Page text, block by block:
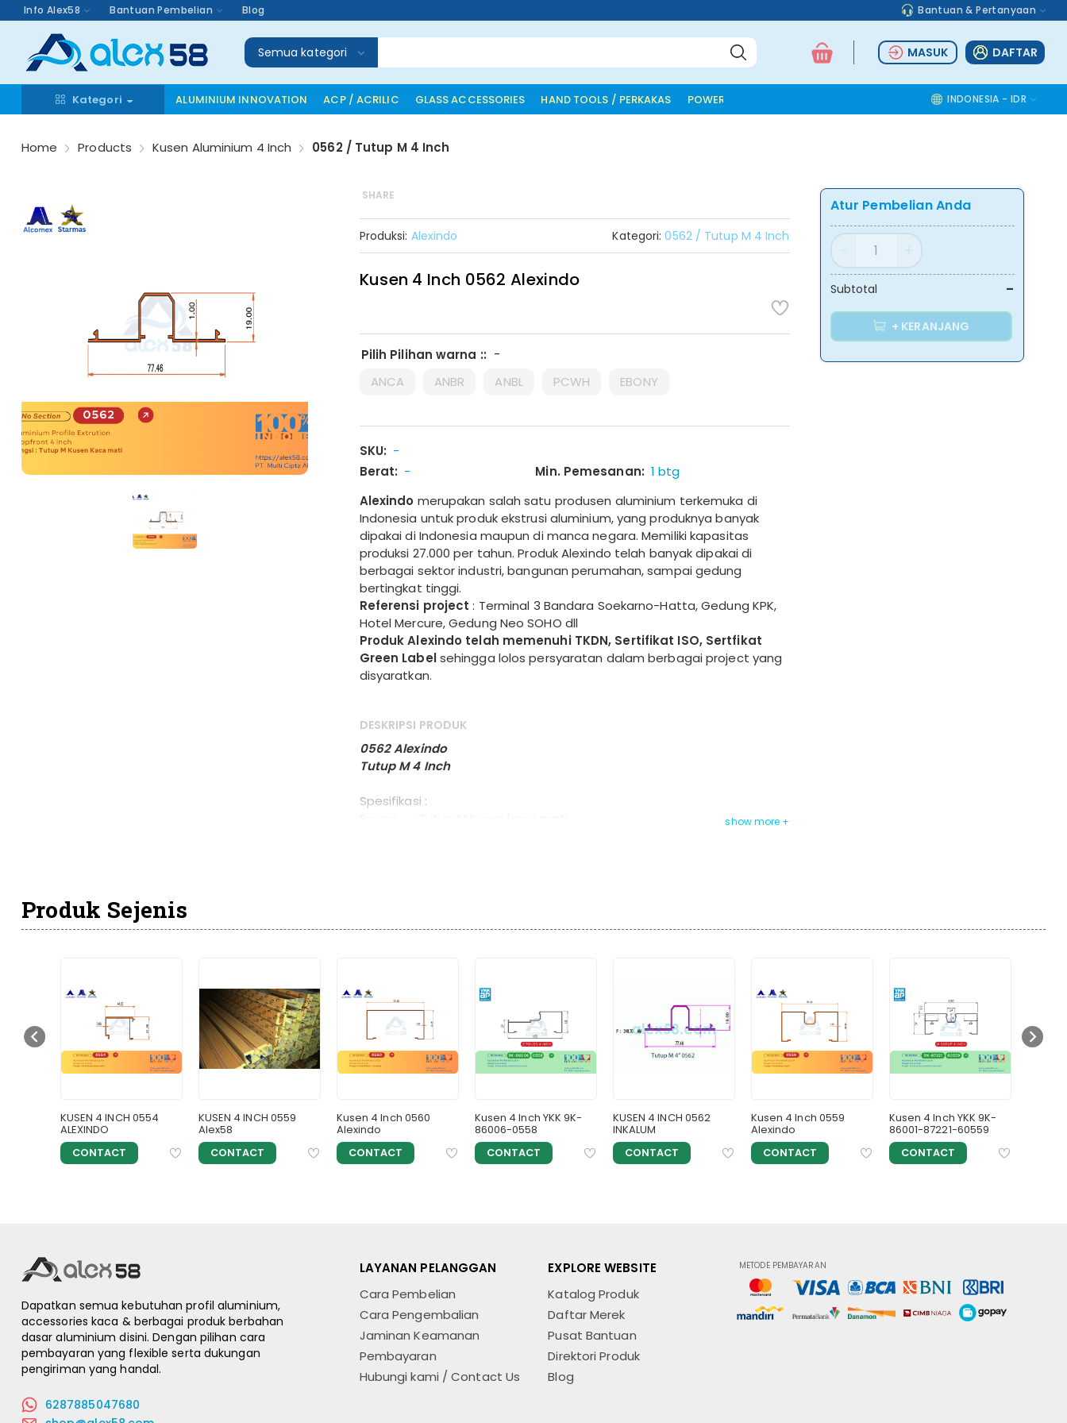
Info Alex58 Bantuan Pembelian Blog Bantuan & Pertanyaan
Semua kategori MASUK DAFTAR
Kategori ALUMINIUM INNOVATION ACP / ACRILIC GLASS ACCESSORIES HAND TOOLS / PERKAKAS POWER TOOLS SAFETY TOOLS
INDONESIA - IDR
Home Products Kusen Aluminium 4 Inch 0562 / Tutup M 4 Inch
SHARE
Produksi: Alexindo Kategori:0562 / Tutup M 4 Inch
Kusen 4 Inch 0562 Alexindo
Pilih Pilihan warna :: -
ANCA ANBR ANBL PCWH EBONY
SKU: -
Berat: - Min. Pemesanan: 1 btg
Alexindo merupakan salah satu produsen aluminium terkemuka di
Indonesia untuk produk ekstrusi aluminium, yang produknya banyak
dipakai di Indonesia maupun di manca negara. Memiliki kapasitas
produksi 27.000 per tahun. Produk Alexindo telah banyak dipakai di
berbagai sektor industri, bangunan perumahan, sampai gedung
bertingkat tinggi.
Referensi project : Terminal 3 Bandara Soekarno-Hatta, Gedung KPK,
Hotel Mercure, Gedung Neo SOHO dll
Produk Alexindo telah memenuhi TKDN, Sertifikat ISO, Sertfikat
Green Labelsehingga lolos persyaratan dalam berbagai project yang
disyaratkan.
DESKRIPSI PRODUK
0562 Alexindo
Tutup M 4 Inch
Spesifikasi :
Atur Pembelian Anda
Subtotal -
+ KERANJANG
Produk Sejenis
KUSEN 4 INCH 0554
ALEXINDO
CONTACT
KUSEN 4 INCH 0559
Alex58
CONTACT
Kusen 4 Inch 0560
Alexindo
CONTACT
Kusen 4 Inch YKK 9K-
86006-0558
CONTACT
KUSEN 4 INCH 0562
INKALUM
CONTACT
Kusen 4 Inch 0559
Alexindo
CONTACT
Kusen 4 Inch YKK 9K-
86001-87221-60559
CONTACT
Dapatkan semua kebutuhan profil aluminium,
accessories kaca & berbagai produk berbahan
dasar aluminium disini. Dengan pilihan cara
pembayaran yang flexible serta dukungan
pengiriman yang handal.
6287885047680
LAYANAN PELANGGAN
Cara Pembelian
Cara Pengembalian
Jaminan Keamanan
Pembayaran
Hubungi kami / Contact Us
EXPLORE WEBSITE
Katalog Produk
Daftar Merek
Pusat Bantuan
Direktori Produk
Blog
METODE PEMBAYARAN